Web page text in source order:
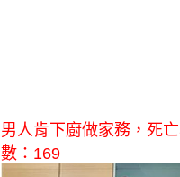
男人肯下廚做家務，死
數：169